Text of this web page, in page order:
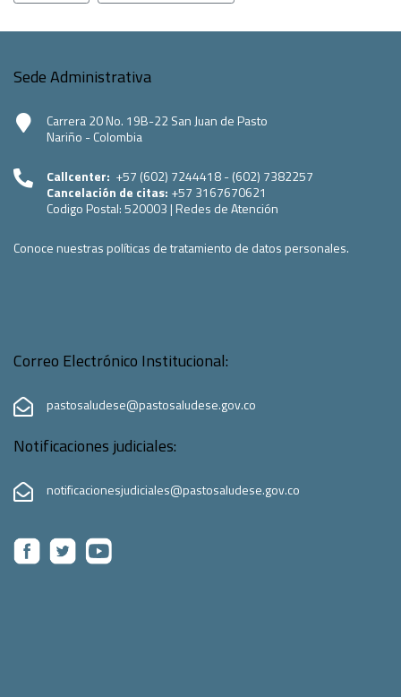
Sede Administrativa
Carrera 20 No. 19B-22 San Juan de Pasto
Nariño - Colombia
Callcenter: +57 (602) 7244418 - (602) 7382257
Cancelación de citas: +57 3167670621
Codigo Postal:520003 | Redes de Atención
Conoce nuestras políticas de tratamiento de datos personales.
Correo Electrónico Institucional:
pastosaludese@pastosaludese.gov.co
Notificaciones judiciales:
notificacionesjudiciales@pastosaludese.gov.co